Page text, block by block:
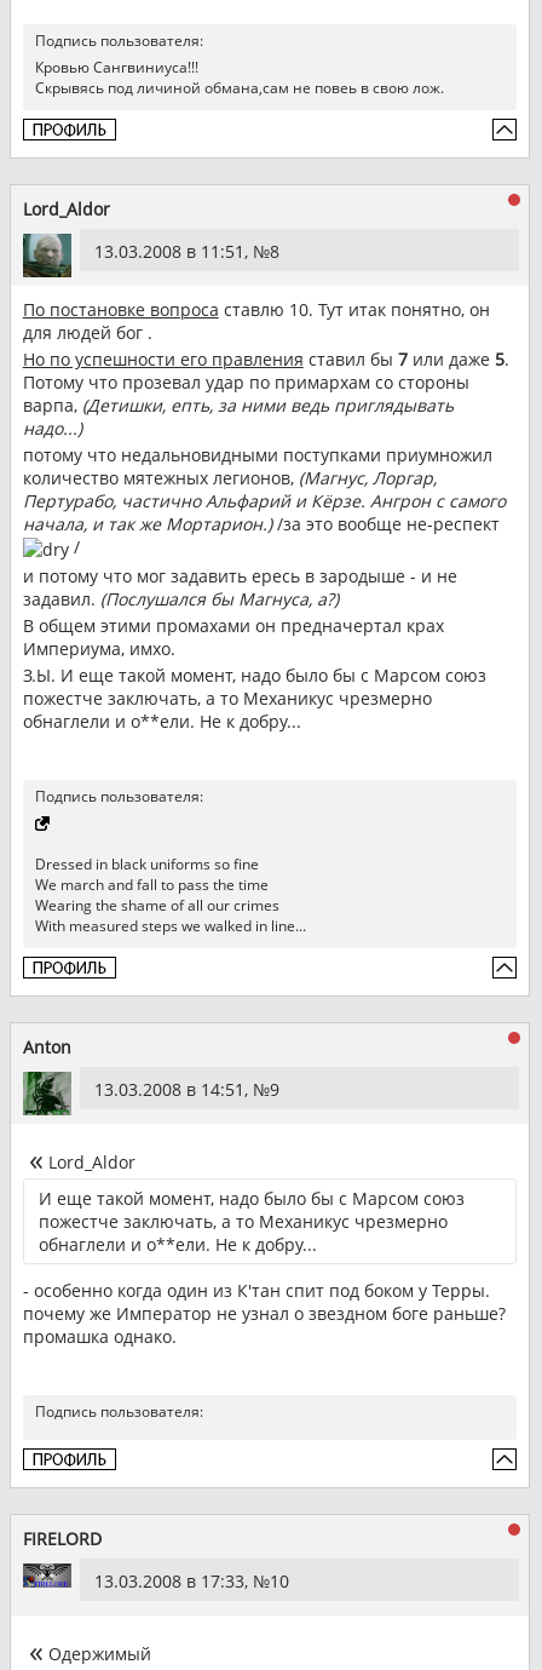
Подпись пользователя:
Кровью Сангвиниуса!!!
Скрывясь под личиной обмана,сам не повеь в свою лож.
Lord_Aldor
13.03.2008 в 11:51, №8
По постановке вопроса ставлю 10. Тут итак понятно, он
для людей бог .
Но по успешности его правления ставил бы 7или даже 5.
Потому что прозевал удар по примархам со стороны
варпа, (Детишки, епть, за ними ведь приглядывать
надо...)
потому что недальновидными поступками приумножил
количество мятежных легионов, (Магнус, Лоргар,
Пертурабо, частично Альфарий и Кёрзе. Ангрон с самого
начала, и так же Мортарион.)/за это вообще не-респект
/
и потому что мог задавить ересь в зародыше - и не
задавил. (Послушался бы Магнуса, а?)
В общем этими промахами он предначертал крах
Империума, имхо.
З.Ы. И еще такой момент, надо было бы с Марсом союз
пожестче заключать, а то Механикус чрезмерно
обнаглели и о**ели. Не к добру...
Подпись пользователя:
Dressed in black uniforms so fine
We march and fall to pass the time
Wearing the shame of all our crimes
With measured steps we walked in line...
Anton
13.03.2008 в 14:51, №9
Lord_Aldor
И еще такой момент, надо было бы с Марсом союз
пожестче заключать, а то Механикус чрезмерно
обнаглели и о**ели. Не к добру...
- особенно когда один из К'тан спит под боком у Терры.
почему же Император не узнал о звездном боге раньше?
промашка однако.
Подпись пользователя:
FIRELORD
13.03.2008 в 17:33, №10
Одержимый